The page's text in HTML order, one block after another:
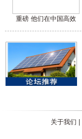
重磅 他们在中国高效
关于我们